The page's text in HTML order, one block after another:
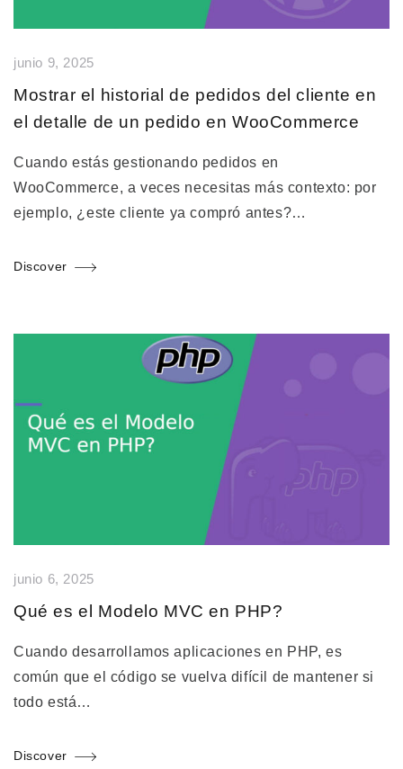
junio 9, 2025
Mostrar el historial de pedidos del cliente en
el detalle de un pedido en WooCommerce
Cuando estás gestionando pedidos en
WooCommerce, a veces necesitas más contexto: por
ejemplo, ¿este cliente ya compró antes?…
Discover
junio 6, 2025
Qué es el Modelo MVC en PHP?
Cuando desarrollamos aplicaciones en PHP, es
común que el código se vuelva difícil de mantener si
todo está…
Discover